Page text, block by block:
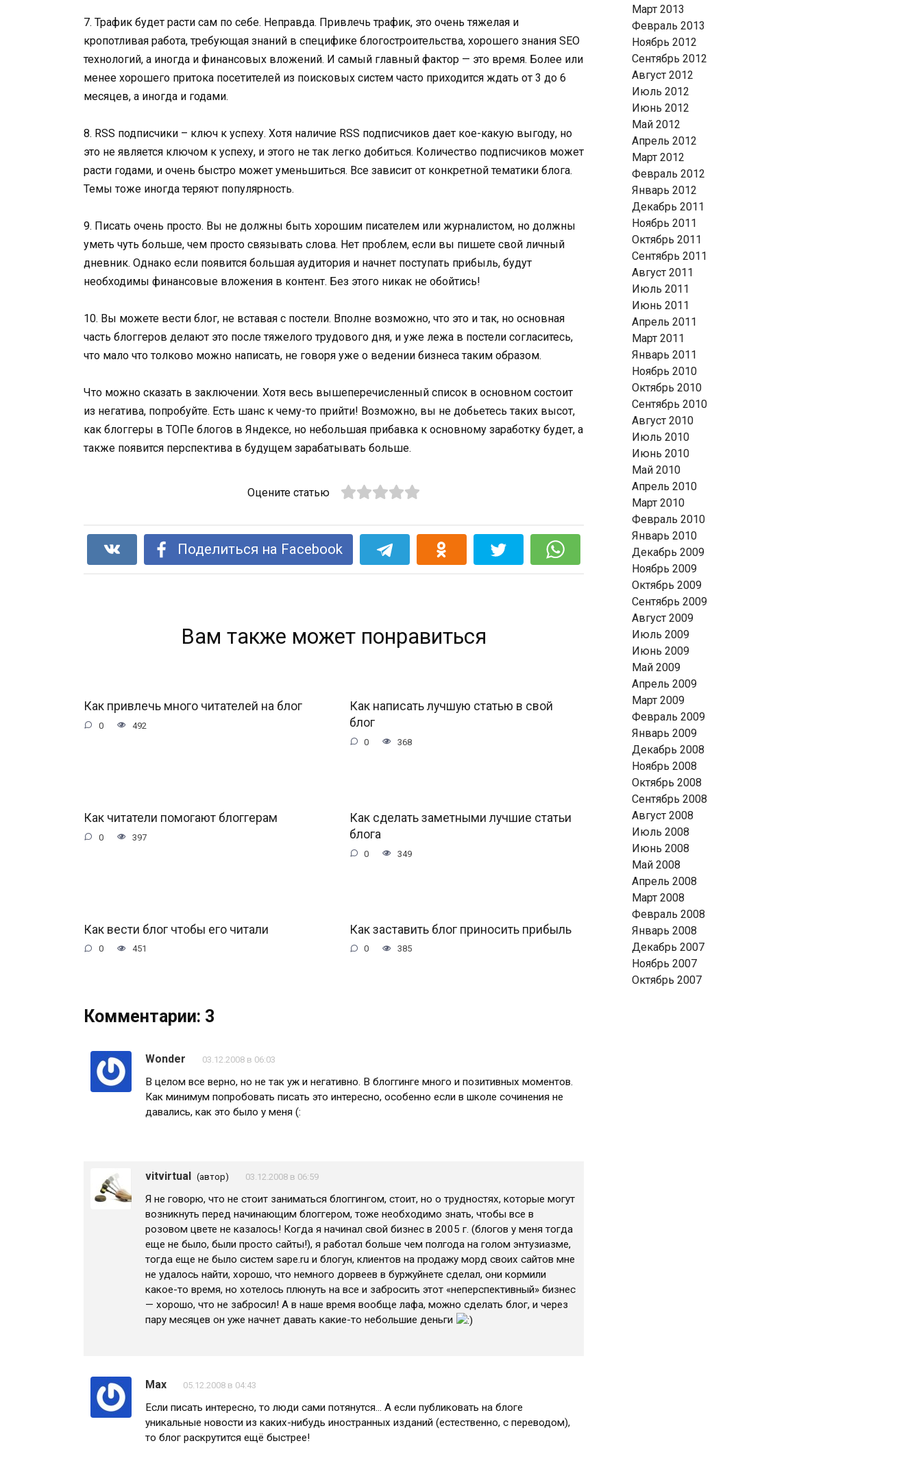
7. Трафик будет расти сам по себе. Неправда. Привлечь трафик, это очень тяжелая и
кропотливая работа, требующая знаний в специфике блогостроительства, хорошего знания SEO
технологий, а иногда и финансовых вложений. И самый главный фактор — это время. Более или
менее хорошего притока посетителей из поисковых систем часто приходится ждать от 3 до 6
месяцев, а иногда и годами.
8. RSS подписчики – ключ к успеху. Хотя наличие RSS подписчиков дает кое-какую выгоду, но
это не является ключом к успеху, и этого не так легко добиться. Количество подписчиков может
расти годами, и очень быстро может уменьшиться. Все зависит от конкретной тематики блога.
Темы тоже иногда теряют популярность.
9. Писать очень просто. Вы не должны быть хорошим писателем или журналистом, но должны
уметь чуть больше, чем просто связывать слова. Нет проблем, если вы пишете свой личный
дневник. Однако если появится большая аудитория и начнет поступать прибыль, будут
необходимы финансовые вложения в контент. Без этого никак не обойтись!
10. Вы можете вести блог, не вставая с постели. Вполне возможно, что это и так, но основная
часть блоггеров делают это после тяжелого трудового дня, и уже лежа в постели согласитесь,
что мало что толково можно написать, не говоря уже о ведении бизнеса таким образом.
Что можно сказать в заключении. Хотя весь вышеперечисленный список в основном состоит
из негатива, попробуйте. Есть шанс к чему-то прийти! Возможно, вы не добьетесь таких высот,
как блоггеры в ТОПе блогов в Яндексе, но небольшая прибавка к основному заработку будет, а
также появится перспектива в будущем зарабатывать больше.
Оцените статью
Поделиться на Facebook
Вам также может понравиться
Как привлечь много читателей на блог
0 492
Как написать лучшую статью в свой
блог
0 368
Как читатели помогают блоггерам
0 397
Как сделать заметными лучшие статьи
блога
0 349
Как вести блог чтобы его читали
0 451
Как заставить блог приносить прибыль
0 385
Комментарии: 3
Wonder 03.12.2008 в 06:03
В целом все верно, но не так уж и негативно. В блоггинге много и позитивных моментов.
Как минимум попробовать писать это интересно, особенно если в школе сочинения не
давались, как это было у меня (:
vitvirtual (автор) 03.12.2008 в 06:59
Я не говорю, что не стоит заниматься блоггингом, стоит, но о трудностях, которые могут
возникнуть перед начинающим блоггером, тоже необходимо знать, чтобы все в
розовом цвете не казалось! Когда я начинал свой бизнес в 2005 г. (блогов у меня тогда
еще не было, были просто сайты!), я работал больше чем полгода на голом энтузиазме,
тогда еще не было систем sape.ru и блогун, клиентов на продажу морд своих сайтов мне
не удалось найти, хорошо, что немного дорвеев в буржуйнете сделал, они кормили
какое-то время, но хотелось плюнуть на все и забросить этот «неперспективный» бизнес
— хорошо, что не забросил! А в наше время вообще лафа, можно сделать блог, и через
пару месяцев он уже начнет давать какие-то небольшие деньги
Max 05.12.2008 в 04:43
Если писать интересно, то люди сами потянутся… А если публиковать на блоге
уникальные новости из каких-нибудь иностранных изданий (естественно, с переводом),
то блог раскрутится ещё быстрее!
Март 2013
Февраль 2013
Ноябрь 2012
Сентябрь 2012
Август 2012
Июль 2012
Июнь 2012
Май 2012
Апрель 2012
Март 2012
Февраль 2012
Январь 2012
Декабрь 2011
Ноябрь 2011
Октябрь 2011
Сентябрь 2011
Август 2011
Июль 2011
Июнь 2011
Апрель 2011
Март 2011
Январь 2011
Ноябрь 2010
Октябрь 2010
Сентябрь 2010
Август 2010
Июль 2010
Июнь 2010
Май 2010
Апрель 2010
Март 2010
Февраль 2010
Январь 2010
Декабрь 2009
Ноябрь 2009
Октябрь 2009
Сентябрь 2009
Август 2009
Июль 2009
Июнь 2009
Май 2009
Апрель 2009
Март 2009
Февраль 2009
Январь 2009
Декабрь 2008
Ноябрь 2008
Октябрь 2008
Сентябрь 2008
Август 2008
Июль 2008
Июнь 2008
Май 2008
Апрель 2008
Март 2008
Февраль 2008
Январь 2008
Декабрь 2007
Ноябрь 2007
Октябрь 2007